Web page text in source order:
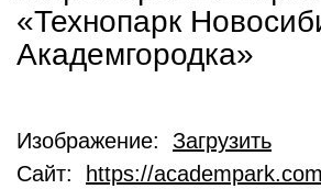
«Технопарк
Академгородка»
Изображение: Загрузить
Сайт:
https://